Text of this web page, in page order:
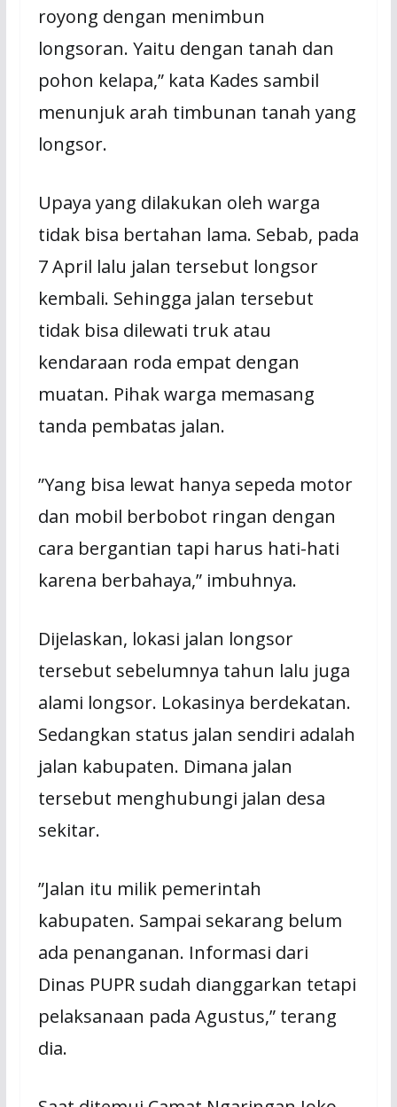
royong dengan menimbun
longsoran. Yaitu dengan tanah dan
pohon kelapa,” kata Kades sambil
menunjuk arah timbunan tanah yang
longsor.
Upaya yang dilakukan oleh warga
tidak bisa bertahan lama. Sebab, pada
7 April lalu jalan tersebut longsor
kembali. Sehingga jalan tersebut
tidak bisa dilewati truk atau
kendaraan roda empat dengan
muatan. Pihak warga memasang
tanda pembatas jalan.
”Yang bisa lewat hanya sepeda motor
dan mobil berbobot ringan dengan
cara bergantian tapi harus hati-hati
karena berbahaya,” imbuhnya.
Dijelaskan, lokasi jalan longsor
tersebut sebelumnya tahun lalu juga
alami longsor. Lokasinya berdekatan.
Sedangkan status jalan sendiri adalah
jalan kabupaten. Dimana jalan
tersebut menghubungi jalan desa
sekitar.
”Jalan itu milik pemerintah
kabupaten. Sampai sekarang belum
ada penanganan. Informasi dari
Dinas PUPR sudah dianggarkan tetapi
pelaksanaan pada Agustus,” terang
dia.